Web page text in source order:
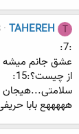
T
TAHEREH
:7:
عشق جانم میشه
از چیست؟:15:
سلامتی...هیجان
هههههع بابا حریفی